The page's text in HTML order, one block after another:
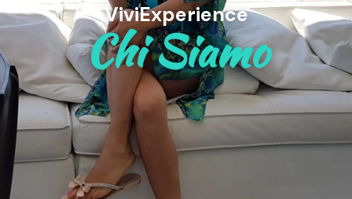
ViviExperience
Chi Siamo